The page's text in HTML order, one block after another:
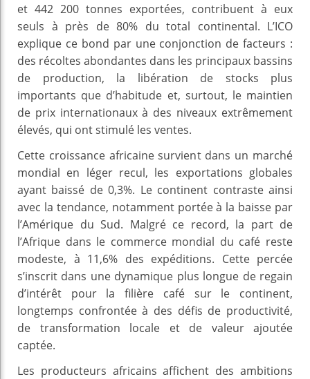
et 442 200 tonnes exportées, contribuent à eux
seuls à près de 80% du total continental. L’ICO
explique ce bond par une conjonction de facteurs :
des récoltes abondantes dans les principaux bassins
de production, la libération de stocks plus
importants que d’habitude et, surtout, le maintien
de prix internationaux à des niveaux extrêmement
élevés, qui ont stimulé les ventes.
Cette croissance africaine survient dans un marché
mondial en léger recul, les exportations globales
ayant baissé de 0,3%. Le continent contraste ainsi
avec la tendance, notamment portée à la baisse par
l’Amérique du Sud. Malgré ce record, la part de
l’Afrique dans le commerce mondial du café reste
modeste, à 11,6% des expéditions. Cette percée
s’inscrit dans une dynamique plus longue de regain
d’intérêt pour la filière café sur le continent,
longtemps confrontée à des défis de productivité,
de transformation locale et de valeur ajoutée
captée.
Les producteurs africains affichent des ambitions